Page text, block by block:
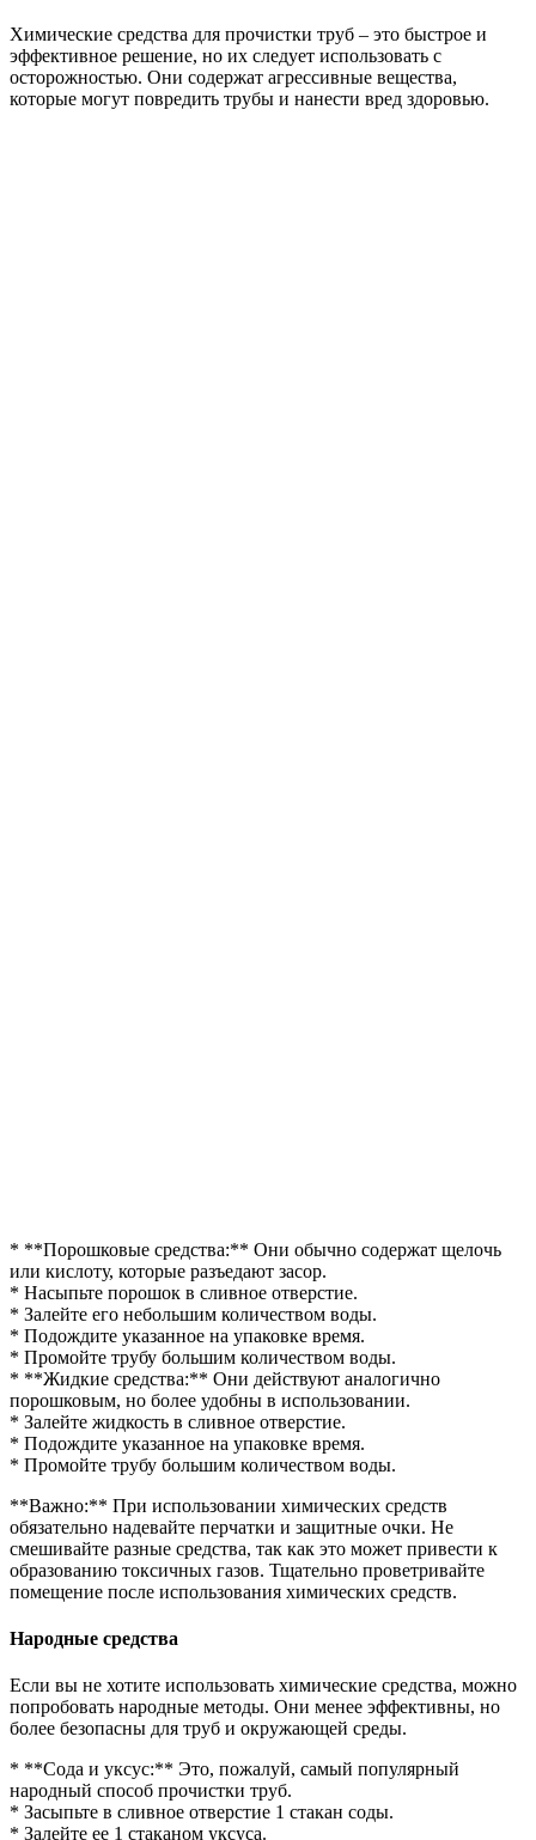
Химические средства для прочистки труб – это быстрое и
эффективное решение, но их следует использовать с
осторожностью. Они содержат агрессивные вещества,
которые могут повредить трубы и нанести вред здоровью.
* **Порошковые средства:** Они обычно содержат щелочь
или кислоту, которые разъедают засор.
* Насыпьте порошок в сливное отверстие.
* Залейте его небольшим количеством воды.
* Подождите указанное на упаковке время.
* Промойте трубу большим количеством воды.
* **Жидкие средства:** Они действуют аналогично
порошковым, но более удобны в использовании.
* Залейте жидкость в сливное отверстие.
* Подождите указанное на упаковке время.
* Промойте трубу большим количеством воды.
**Важно:** При использовании химических средств
обязательно надевайте перчатки и защитные очки. Не
смешивайте разные средства, так как это может привести к
образованию токсичных газов. Тщательно проветривайте
помещение после использования химических средств.
Народные средства
Если вы не хотите использовать химические средства, можно
попробовать народные методы. Они менее эффективны, но
более безопасны для труб и окружающей среды.
* **Сода и уксус:** Это, пожалуй, самый популярный
народный способ прочистки труб.
* Засыпьте в сливное отверстие 1 стакан соды.
* Залейте ее 1 стаканом уксуса.